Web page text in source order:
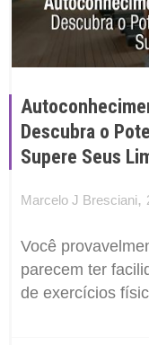
Descubra o
Supere Seus
Marcelo J Bresciani,
Você
parecem ter
de exercícios